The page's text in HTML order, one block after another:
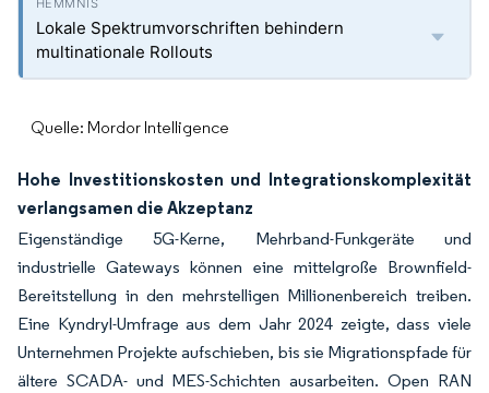
Lokale Spektrumvorschriften behindern
multinationale Rollouts
Quelle: Mordor Intelligence
Hohe Investitionskosten und Integrationskomplexität
verlangsamen die Akzeptanz
Eigenständige 5G-Kerne, Mehrband-Funkgeräte und
industrielle Gateways können eine mittelgroße Brownfield-
Bereitstellung in den mehrstelligen Millionenbereich treiben.
Eine Kyndryl-Umfrage aus dem Jahr 2024 zeigte, dass viele
Unternehmen Projekte aufschieben, bis sie Migrationspfade für
ältere SCADA- und MES-Schichten ausarbeiten. Open RAN